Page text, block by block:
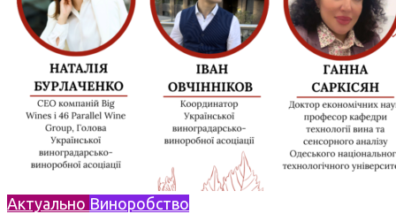
Актуально Виноробство